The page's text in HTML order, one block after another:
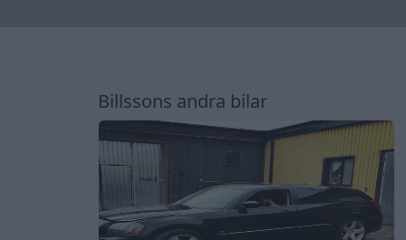
Billssons andra bilar